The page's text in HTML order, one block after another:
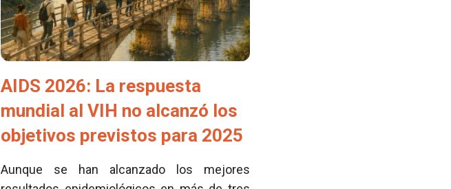
AIDS 2026: La respuesta
mundial al VIH no alcanzó los
objetivos previstos para 2025
Aunque se han alcanzado los mejores